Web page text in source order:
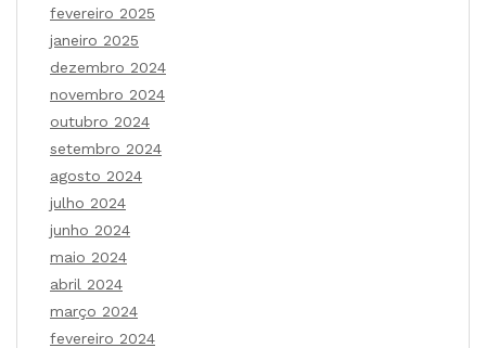
fevereiro 2025
janeiro 2025
dezembro 2024
novembro 2024
outubro 2024
setembro 2024
agosto 2024
julho 2024
junho 2024
maio 2024
abril 2024
março 2024
fevereiro 2024